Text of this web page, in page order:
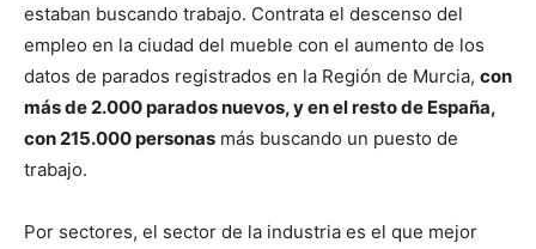
estaban buscando trabajo. Contrata el descenso del
empleo en la ciudad del mueble con el aumento de los
datos de parados registrados en la Región de Murcia, con
más de 2.000 parados nuevos, y en el resto de España,
con 215.000 personas más buscando un puesto de
trabajo.
Por sectores, el sector de la industria es el que mejor